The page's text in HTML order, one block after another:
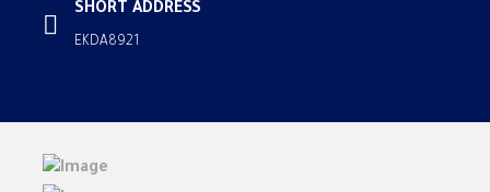
SHORT ADDRESS
EKDA8921